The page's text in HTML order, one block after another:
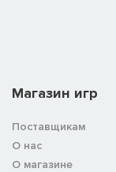
Магазин игр
Поставщикам
О нас
О магазине